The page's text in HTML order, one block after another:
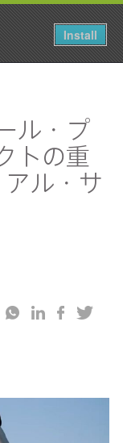
Install
ル・プ
トの重
ル・サ